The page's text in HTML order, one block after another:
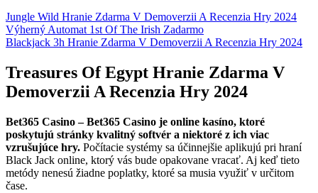
Jungle Wild Hranie Zdarma V Demoverzii A Recenzia Hry 2024
Výherný Automat 1st Of The Irish Zadarmo
Blackjack 3h Hranie Zdarma V Demoverzii A Recenzia Hry 2024
Treasures Of Egypt Hranie Zdarma V
Demoverzii A Recenzia Hry 2024
Bet365 Casino – Bet365 Casino je online kasíno, ktoré
poskytujú stránky kvalitný softvér a niektoré z ich viac
vzrušujúce hry. Počítacie systémy sa účinnejšie aplikujú pri hraní
Black Jack online, ktorý vás bude opakovane vracať. Aj keď tieto
metódy nenesú žiadne poplatky, ktoré sa musia využiť v určitom
čase.